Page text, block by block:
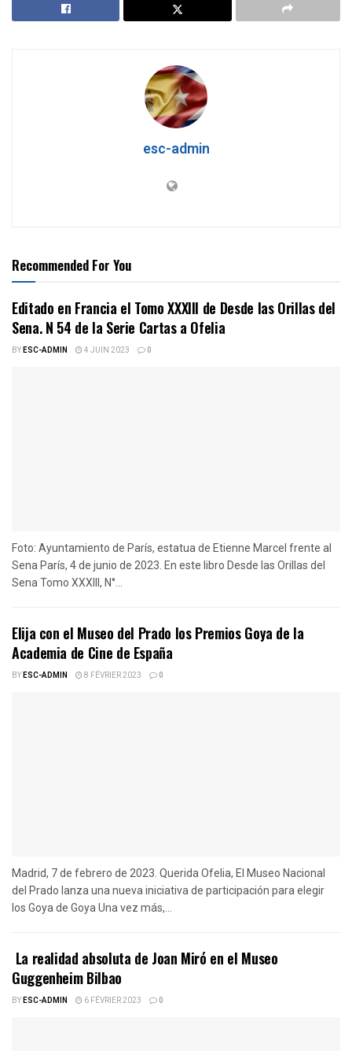
esc-admin
Recommended For You
Editado en Francia el Tomo XXXIII de Desde las Orillas del
Sena. N 54 de la Serie Cartas a Ofelia
BYESC-ADMIN 4 JUIN 2023 0
Foto: Ayuntamiento de París, estatua de Etienne Marcel frente al
Sena París, 4 de junio de 2023. En este libro Desde las Orillas del
Sena Tomo XXXIII, N°...
Elija con el Museo del Prado los Premios Goya de la
Academia de Cine de España
BYESC-ADMIN 8 FÉVRIER 2023 0
Madrid, 7 de febrero de 2023. Querida Ofelia, El Museo Nacional
del Prado lanza una nueva iniciativa de participación para elegir
los Goya de Goya Una vez más,...
La realidad absoluta de Joan Miró en el Museo
Guggenheim Bilbao
BYESC-ADMIN 6 FÉVRIER 2023 0